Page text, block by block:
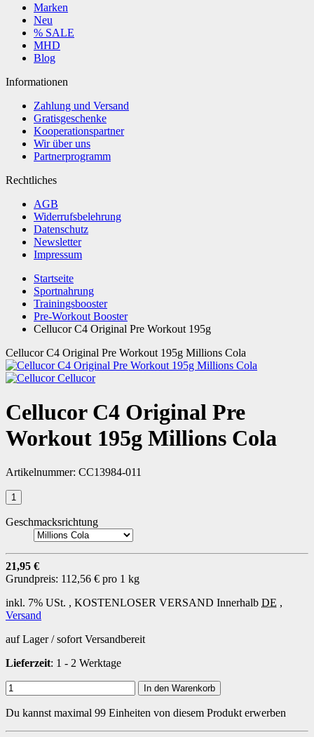
Marken
Neu
% SALE
MHD
Blog
Informationen
Zahlung und Versand
Gratisgeschenke
Kooperationspartner
Wir über uns
Partnerprogramm
Rechtliches
AGB
Widerrufsbelehrung
Datenschutz
Newsletter
Impressum
Startseite
Sportnahrung
Trainingsbooster
Pre-Workout Booster
Cellucor C4 Original Pre Workout 195g
Cellucor C4 Original Pre Workout 195g Millions Cola
Cellucor
Cellucor C4 Original Pre
Workout 195g Millions Cola
Artikelnummer: CC13984-011
Geschmacksrichtung
21,95 €
Grundpreis: 112,56 € pro 1 kg
inkl. 7% USt. , KOSTENLOSER VERSAND Innerhalb DE ,
Versand
auf Lager / sofort Versandbereit
Lieferzeit: 1 - 2 Werktage
In den Warenkorb
Du kannst maximal 99 Einheiten von diesem Produkt erwerben